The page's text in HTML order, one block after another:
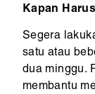
Kapan
Segera
satu atau
dua minggu.
membantu